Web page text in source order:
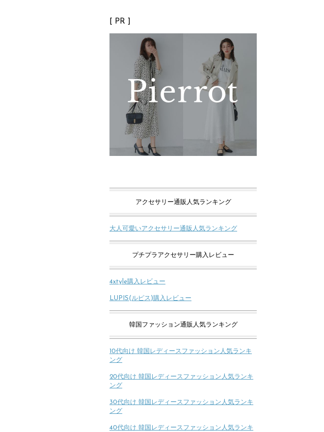
[ PR ]
アクセサリー通販人気ランキング
大人可愛いアクセサリー通販人気ランキング
プチプラアクセサリー購入レビュー
4xtyle購入レビュー
LUPIS(ルピス)購入レビュー
韓国ファッション通販人気ランキング
10代向け 韓国レディースファッション人気ランキ
ング
20代向け 韓国レディースファッション人気ランキ
ング
30代向け 韓国レディースファッション人気ランキ
ング
40代向け 韓国レディースファッション人気ランキ